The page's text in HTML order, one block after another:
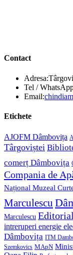
Contact
Adresa:
Tel /
Email:
Etichete
AJOFM Dâmbovița
Târgoviștei
comerț Dâmbovița
Compania de
Național Muzeal
Marculescu
Marculescu
intreruperi energie
Dâmbovița ITM
Szemkovics MApN